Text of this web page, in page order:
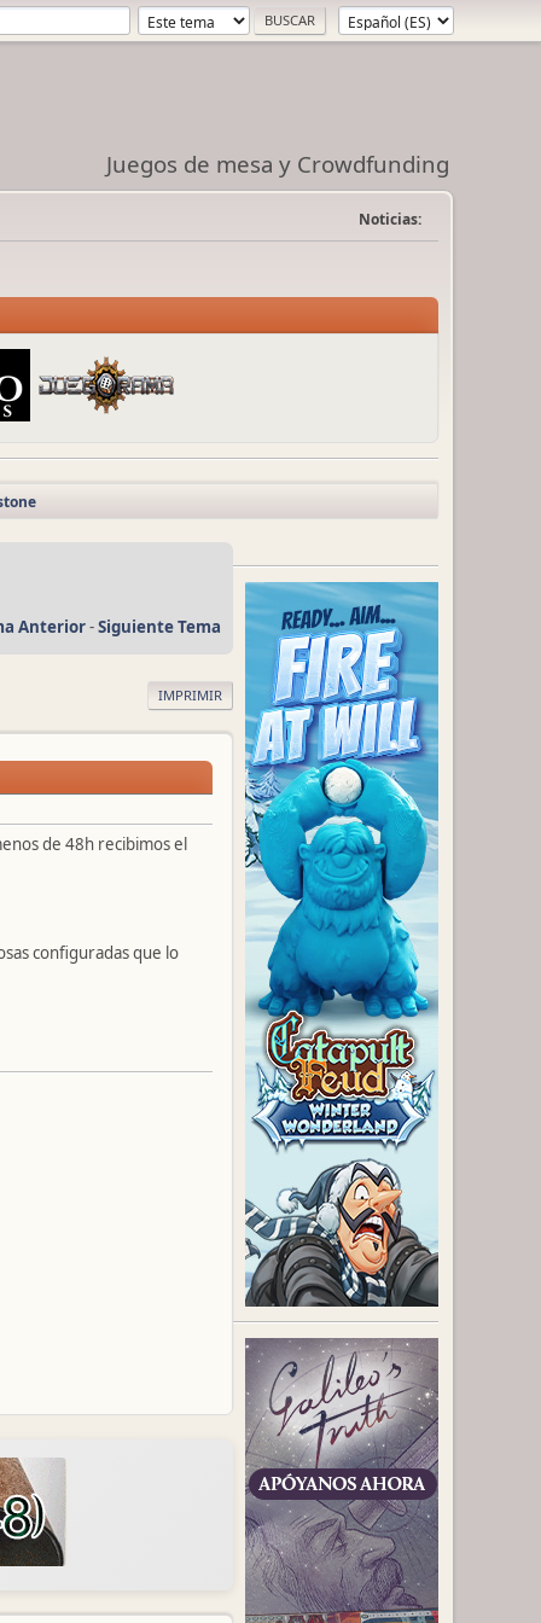
Juegos de mesa y Crowdfunding
Noticias:
Anterior-Siguiente Tema
IMPRIMIR
de 48h recibimos el
configuradas que lo